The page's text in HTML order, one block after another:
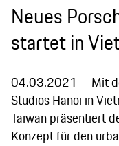
Neues
startet in
04.03.2021
Mit
Studios Hanoi in
Taiwan präsentiert
Konzept für den